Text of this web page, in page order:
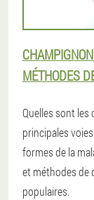
MÉTHODES
Quelles sont les
principales
formes de la
et méthodes de
populaires.